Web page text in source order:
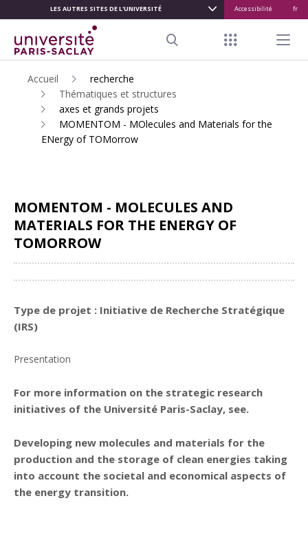
CONTENU
PRINCIPAL
LES AUTRES SITES DE L'UNIVERSITÉ Accessibilité fr
Menu Menu
Accueil
recherche
Thématiques et structures
axes et grands projets
MOMENTOM - MOlecules and Materials for the
ENergy of TOMorrow
MOMENTOM - MOLECULES AND
MATERIALS FOR THE ENERGY OF
TOMORROW
Type de projet : Initiative de Recherche Stratégique
(IRS)
Presentation
For more information on the strategic research
initiatives of the Université Paris-Saclay, see.
Developing new molecules and materials for the
production and the storage of clean energies taking
into account the societal and economical aspects of
the energy transition.